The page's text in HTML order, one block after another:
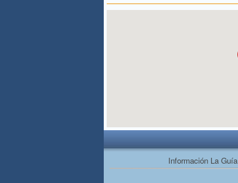
Información La